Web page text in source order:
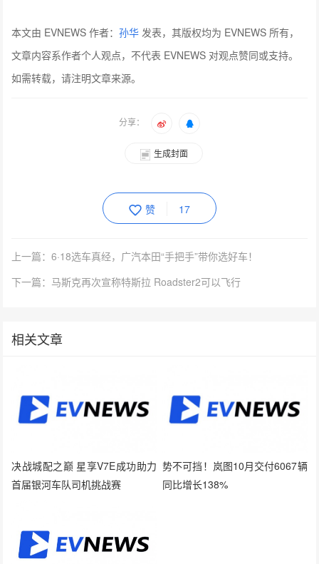
本文由 EVNEWS 作者：孙华 发表，其版权均为 EVNEWS 所有，
文章内容系作者个人观点，不代表 EVNEWS 对观点赞同或支持。
如需转载，请注明文章来源。
分享：
生成封面
赞 17
上一篇：6·18选车真经，广汽本田“手把手”带你选好车！
下一篇：马斯克再次宣称特斯拉 Roadster2可以飞行
相关文章
决战城配之巅 星享V7E成功助力
首届银河车队司机挑战赛
势不可挡！岚图10月交付6067辆
同比增长138%